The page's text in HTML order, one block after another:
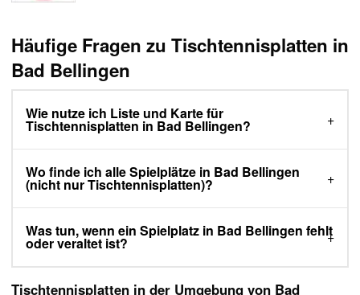
Häufige Fragen zu Tischtennisplatten in
Bad Bellingen
Wie nutze ich Liste und Karte für
Tischtennisplatten in Bad Bellingen?
Wo finde ich alle Spielplätze in Bad Bellingen
(nicht nur Tischtennisplatten)?
Was tun, wenn ein Spielplatz in Bad Bellingen fehlt
oder veraltet ist?
Tischtennisplatten in der Umgebung von Bad